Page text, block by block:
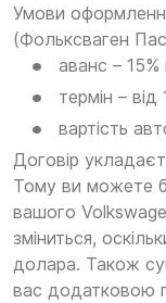
Умови
(Фольксваген
аванс – 15%
термін – від
вартість
Договір
Тому ви можете
вашого
зміниться,
долара. Також
вас додатковою